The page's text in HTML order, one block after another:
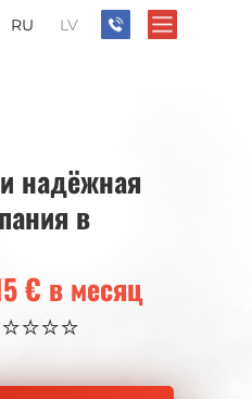
надёжная
в
€ в месяц
RU LV